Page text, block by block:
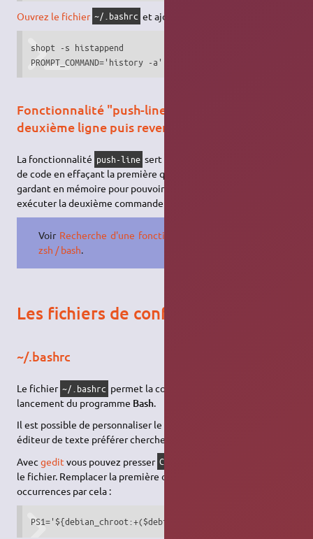
Ouvrez le fichier ~/.bashrc et ajoutez-y :
shopt -s histappend
PROMPT_COMMAND='history -a'
Fonctionnalité "push-line", édition d'une
deuxième ligne puis revenir à la première
La fonctionnalité push-line sert à éditer une deuxième ligne
de code en effaçant la première que vous éditiez et en la
gardant en mémoire pour pouvoir la restaurer après avoir
exécuter la deuxième commande :
Voir Recherche d'une fonctionnalité
zsh / bash.
Les fichiers de configuration Bash
~/.bashrc
Le fichier ~/.bashrc permet la configuration lors du
lancement du programme Bash.
Il est possible de personnaliser le prompteur : dans votre
éditeur de texte préférer chercher
Avecgedit vous pouvez presser Ctrl
le fichier. Remplacer la première occurrence ou toutes
occurrences par cela :